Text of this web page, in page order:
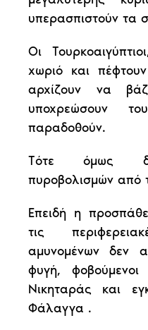
υπερασπιστούν τα
Οι
χωριό και
αρχίζουν να
υποχρεώσουν
παραδοθούν.
Τότε όμως
πυροβολισμών από
Επειδή η
τις
αμυνομένων δεν
φυγή,
Νικηταράς και
Φάλαγγα .